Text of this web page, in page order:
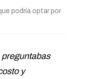
podría optar por
y